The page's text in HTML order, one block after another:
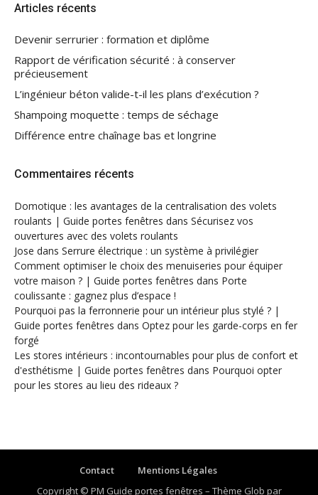
Articles récents
Devenir serrurier : formation et diplôme
Rapport de vérification sécurité : à conserver
précieusement
L’ingénieur béton valide-t-il les plans d’exécution ?
Shampoing moquette : temps de séchage
Différence entre chaînage bas et longrine
Commentaires récents
Domotique : les avantages de la centralisation des volets
roulants | Guide portes fenêtres dans Sécurisez vos
ouvertures avec des volets roulants
Jose dans Serrure électrique : un système à privilégier
Comment optimiser le choix des menuiseries pour équiper
votre maison ? | Guide portes fenêtres dans Porte
coulissante : gagnez plus d’espace !
Pourquoi pas la ferronnerie pour un intérieur plus stylé ? |
Guide portes fenêtres dans Optez pour les garde-corps en fer
forgé
Les stores intérieurs : incontournables pour plus de confort et
d'esthétisme | Guide portes fenêtres dans Pourquoi opter
pour les stores au lieu des rideaux ?
Contact
Mentions Légales
Copyright © PM Guide portes fenêtres – Thème Glob par